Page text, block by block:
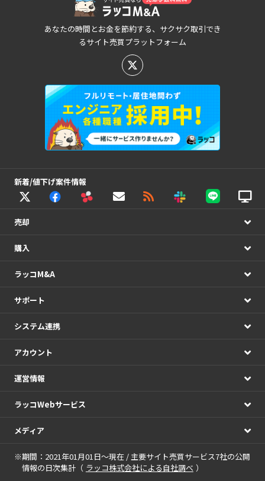
あなたの時間とお金を節約する、サクサク取引でき
るサイト売買プラットフォーム
新着/値下げ案件情報
売却
購入
ラッコM&A
サポート
システム連携
アカウント
運営情報
ラッコWebサービス
メディア
※期間：2021年01月01日～現在 / 主要サイト売買サービス7社の公開
情報の日次集計（ ラッコ株式会社による自社調べ ）